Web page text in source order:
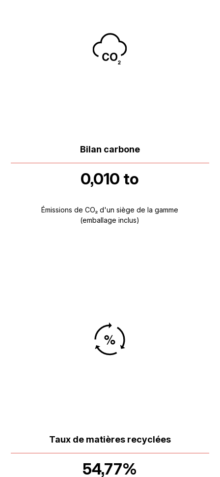
Bilan carbone
0,010 to
Émissions de CO₂ d'un siège de la gamme
(emballage inclus)
Taux de matières recyclées
54,77%